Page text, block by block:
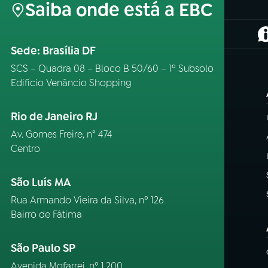
Saiba onde está a EBC
Sede: Brasília DF
SCS – Quadra 08 – Bloco B 50/60 – 1º Subsolo
Edifício Venâncio Shopping
Rio de Janeiro RJ
Av. Gomes Freire, n° 474
Centro
São Luís MA
Rua Armando Vieira da Silva, nº 126
Bairro de Fátima
São Paulo SP